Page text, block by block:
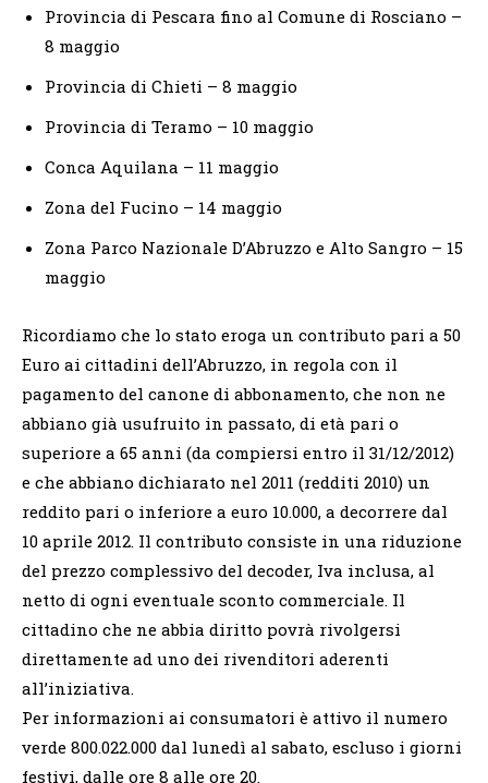
Provincia di Pescara fino al Comune di Rosciano –
8 maggio
Provincia di Chieti – 8 maggio
Provincia di Teramo – 10 maggio
Conca Aquilana – 11 maggio
Zona del Fucino – 14 maggio
Zona Parco Nazionale D’Abruzzo e Alto Sangro – 15
maggio
Ricordiamo che lo stato eroga un contributo pari a 50
Euro ai cittadini dell’Abruzzo, in regola con il
pagamento del canone di abbonamento, che non ne
abbiano già usufruito in passato, di età pari o
superiore a 65 anni (da compiersi entro il 31/12/2012)
e che abbiano dichiarato nel 2011 (redditi 2010) un
reddito pari o inferiore a euro 10.000, a decorrere dal
10 aprile 2012. Il contributo consiste in una riduzione
del prezzo complessivo del decoder, Iva inclusa, al
netto di ogni eventuale sconto commerciale. Il
cittadino che ne abbia diritto povrà rivolgersi
direttamente ad uno dei rivenditori aderenti
all’iniziativa.
Per informazioni ai consumatori è attivo il numero
verde 800.022.000 dal lunedì al sabato, escluso i giorni
festivi, dalle ore 8 alle ore 20.